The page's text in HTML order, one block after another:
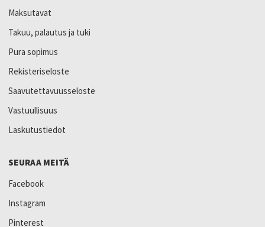
Maksutavat
Takuu, palautus ja tuki
Pura sopimus
Rekisteriseloste
Saavutettavuusseloste
Vastuullisuus
Laskutustiedot
SEURAA MEITÄ
Facebook
Instagram
Pinterest